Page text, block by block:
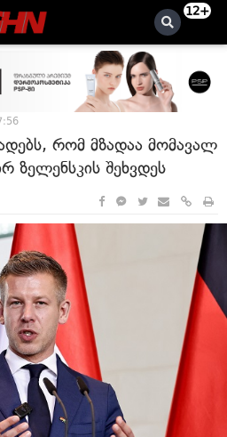
12+
რომ მზადაა მომავალ
ზელენსკის შეხვდეს